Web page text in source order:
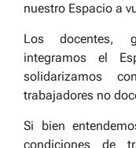
nuestro Espacio a
Los docentes,
integramos el
solidarizamos
trabajadores no
Si bien
condiciones de